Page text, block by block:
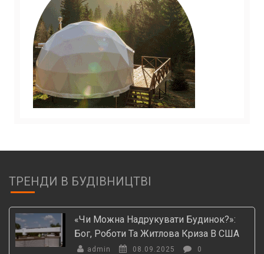
ТРЕНДИ В БУДІВНИЦТВІ
«Чи Можна Надрукувати Будинок?»:
Бог, Роботи Та Житлова Криза В США
admin 08.09.2025 0